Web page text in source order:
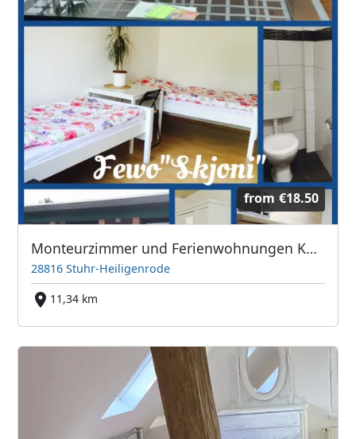
from €18.50
Monteurzimmer und Ferienwohnungen Kasperczyk
28816 Stuhr-Heiligenrode
11,34 km